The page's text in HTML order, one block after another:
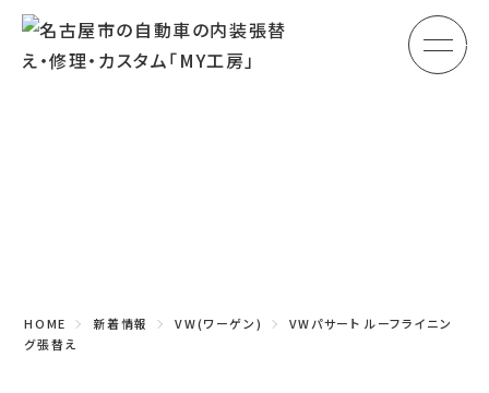
メ
その他
HOME 新着情報 VW(ワーゲン)
VWパサート ルーフライニン
グ張替え